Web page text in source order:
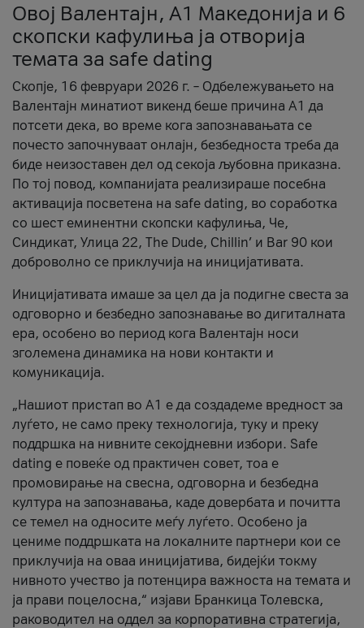
Овој Валентајн, A1 Македонија и 6
скопски кафулиња ја отворија
темата за safe dating
Скопје, 16 февруари 2026 г. – Одбележувањето на
Валентајн минатиот викенд беше причина А1 да
потсети дека, во време кога запознавањата се
почесто започнуваат онлајн, безбедноста треба да
биде неизоставен дел од секоја љубовна приказна.
По тој повод, компанијата реализираше посебна
активација посветена на safe dating, во соработка
со шест еминентни скопски кафулиња, Че,
Синдикат, Улица 22, The Dude, Chillin’ и Bar 90 кои
доброволно се приклучија на иницијативата.
Иницијативата имаше за цел да ја подигне свеста за
одговорно и безбедно запознавање во дигиталната
ера, особено во период кога Валентајн носи
зголемена динамика на нови контакти и
комуникација.
„Нашиот пристап во А1 е да создадеме вредност за
луѓето, не само преку технологија, туку и преку
поддршка на нивните секојдневни избори. Safe
dating е повеќе од практичен совет, тоа е
промовирање на свесна, одговорна и безбедна
култура на запознавања, каде довербата и почитта
се темел на односите меѓу луѓето. Особено ја
цениме поддршката на локалните партнери кои се
приклучија на оваа иницијатива, бидејќи токму
нивното учество ја потенцира важноста на темата и
ја прави поцелосна,“ изјави Бранкица Толевска,
раководител на оддел за корпоративна стратегија,